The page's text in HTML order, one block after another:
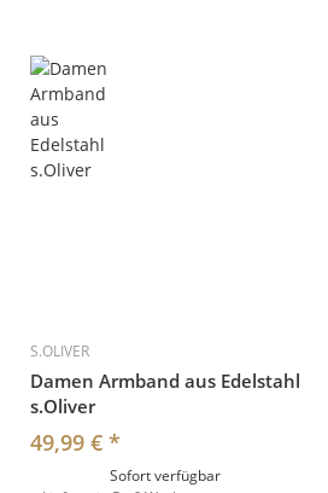
S.OLIVER
Damen Armband aus Edelstahl
s.Oliver
49,99 € *
Sofort verfügbar